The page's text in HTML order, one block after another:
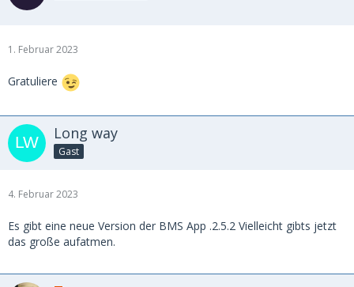
1. Februar 2023
Gratuliere
Long way
Gast
4. Februar 2023
Es gibt eine neue Version der BMS App .2.5.2 Vielleicht gibts jetzt
das große aufatmen.